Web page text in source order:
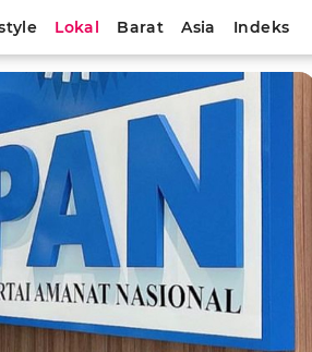
Lokal Barat Asia Indeks